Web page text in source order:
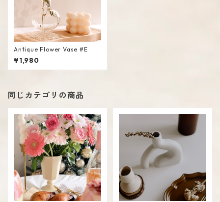
Antique Flower Vase #E
¥1,980
同じカテゴリの商品